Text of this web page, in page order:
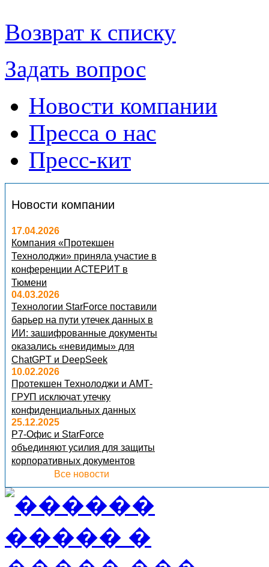
Возврат к списку
Задать вопрос
Новости компании
Пресса о нас
Пресс-кит
Новости компании
17.04.2026
Компания «Протекшен
Технолоджи» приняла участие в
конференции АСТЕРИТ в
Тюмени
04.03.2026
Технологии StarForce поставили
барьер на пути утечек данных в
ИИ: зашифрованные документы
оказались «невидимы» для
ChatGPT и DeepSeek
10.02.2026
Протекшен Технолоджи и АМТ-
ГРУП исключат утечку
конфиденциальных данных
25.12.2025
Р7-Офис и StarForce
объединяют усилия для защиты
корпоративных документов
Все новости